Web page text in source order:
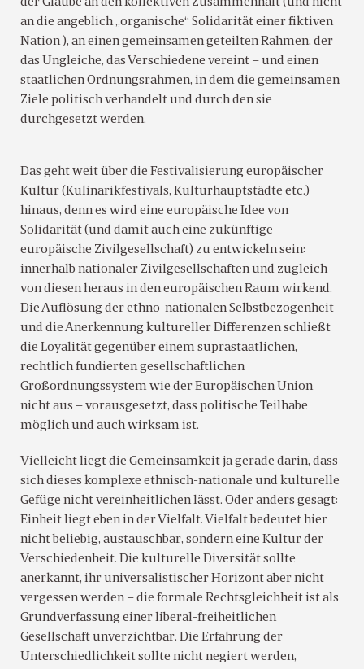
der Glaube an den kollektiven Zusammenhalt (und nicht
an die angeblich „organische“ Solidarität einer fiktiven
Nation ), an einen gemeinsamen geteilten Rahmen, der
das Ungleiche, das Verschiedene vereint – und einen
staatlichen Ordnungsrahmen, in dem die gemeinsamen
Ziele politisch verhandelt und durch den sie
durchgesetzt werden.
Das geht weit über die Festivalisierung europäischer
Kultur (Kulinarikfestivals, Kulturhauptstädte etc.)
hinaus, denn es wird eine europäische Idee von
Solidarität (und damit auch eine zukünftige
europäische Zivilgesellschaft) zu entwickeln sein:
innerhalb nationaler Zivilgesellschaften und zugleich
von diesen heraus in den europäischen Raum wirkend.
Die Auflösung der ethno-nationalen Selbstbezogenheit
und die Anerkennung kultureller Differenzen schließt
die Loyalität gegenüber einem suprastaatlichen,
rechtlich fundierten gesellschaftlichen
Großordnungssystem wie der Europäischen Union
nicht aus – vorausgesetzt, dass politische Teilhabe
möglich und auch wirksam ist.
Vielleicht liegt die Gemeinsamkeit ja gerade darin, dass
sich dieses komplexe ethnisch-nationale und kulturelle
Gefüge nicht vereinheitlichen lässt. Oder anders gesagt:
Einheit liegt eben in der Vielfalt. Vielfalt bedeutet hier
nicht beliebig, austauschbar, sondern eine Kultur der
Verschiedenheit. Die kulturelle Diversität sollte
anerkannt, ihr universalistischer Horizont aber nicht
vergessen werden – die formale Rechtsgleichheit ist als
Grundverfassung einer liberal-freiheitlichen
Gesellschaft unverzichtbar. Die Erfahrung der
Unterschiedlichkeit sollte nicht negiert werden,